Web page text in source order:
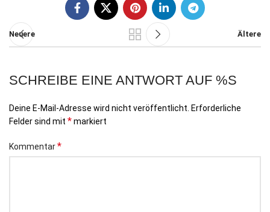
Neuere Ältere
SCHREIBE EINE ANTWORT AUF %S
Deine E-Mail-Adresse wird nicht veröffentlicht. Erforderliche
Felder sind mit *markiert
Kommentar*